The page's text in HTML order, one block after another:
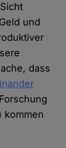
und
dass
kommen